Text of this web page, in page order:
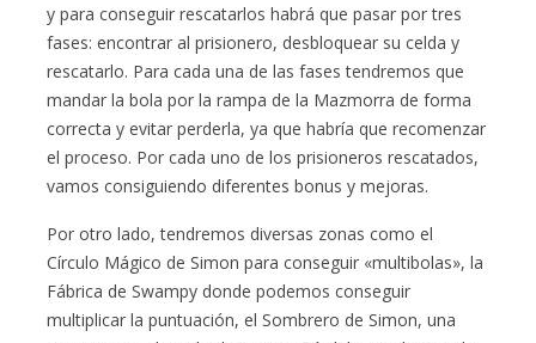
y para conseguir rescatarlos habrá que pasar por tres
fases: encontrar al prisionero, desbloquear su celda y
rescatarlo. Para cada una de las fases tendremos que
mandar la bola por la rampa de la Mazmorra de forma
correcta y evitar perderla, ya que habría que recomenzar
el proceso. Por cada uno de los prisioneros rescatados,
vamos consiguiendo diferentes bonus y mejoras.
Por otro lado, tendremos diversas zonas como el
Círculo Mágico de Simon para conseguir «multibolas», la
Fábrica de Swampy donde podemos conseguir
multiplicar la puntuación, el Sombrero de Simon, una